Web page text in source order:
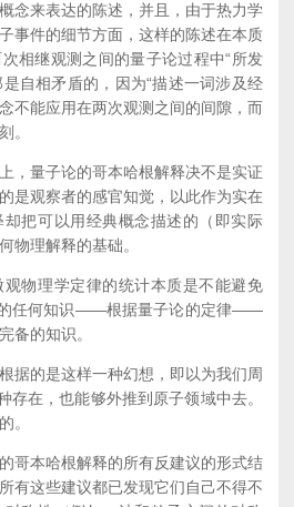
念来表达的陈述，并且，由于热力学
事件的细节方面，这样的陈述在本质
相继观测之间的量子论过程中“所发
是自相矛盾的，因为“描述一词涉及经
不能应用在两次观测之间的间隙，而
。
量子论的哥本哈根解释决不是实证
是观察者的感官知觉，以此作为实在
把可以用经典概念描述的（即实际
物理解释的基础。
物理学定律的统计本质是不能避免
的任何知识——根据量子论的定律——
备的知识。
的是这样一种幻想，即以为我们周
存在，也能够外推到原子领域中去。
。
本哈根解释的所有反建议的形式结
有这些建议都已发现它们自己不得不